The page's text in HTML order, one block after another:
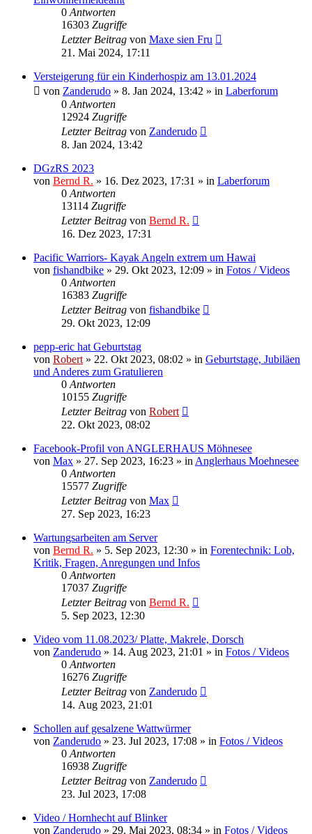
0 Antworten
16303 Zugriffe
Letzter Beitrag von Maxe sien Fru
21. Mai 2024, 17:11
Versteigerung für ein Kinderhospiz am 13.01.2024
von Zanderudo » 8. Jan 2024, 13:42 » in Laberforum
0 Antworten
12924 Zugriffe
Letzter Beitrag von Zanderudo
8. Jan 2024, 13:42
DGzRS 2023
von Bernd R. » 16. Dez 2023, 17:31 » in Laberforum
0 Antworten
13114 Zugriffe
Letzter Beitrag von Bernd R.
16. Dez 2023, 17:31
Pacific Warriors- Kayak Angeln extrem um Hawai
von fishandbike » 29. Okt 2023, 12:09 » in Fotos / Videos
0 Antworten
16383 Zugriffe
Letzter Beitrag von fishandbike
29. Okt 2023, 12:09
pepp-eric hat Geburtstag
von Robert » 22. Okt 2023, 08:02 » in Geburtstage, Jubiläen
und Anderes zum Gratulieren
0 Antworten
10155 Zugriffe
Letzter Beitrag von Robert
22. Okt 2023, 08:02
Facebook-Profil von ANGLERHAUS Möhnesee
von Max » 27. Sep 2023, 16:23 » in Anglerhaus Moehnesee
0 Antworten
15577 Zugriffe
Letzter Beitrag von Max
27. Sep 2023, 16:23
Wartungsarbeiten am Server
von Bernd R. » 5. Sep 2023, 12:30 » in Forentechnik: Lob,
Kritik, Fragen, Anregungen und Infos
0 Antworten
17037 Zugriffe
Letzter Beitrag von Bernd R.
5. Sep 2023, 12:30
Video vom 11.08.2023/ Platte, Makrele, Dorsch
von Zanderudo » 14. Aug 2023, 21:01 » in Fotos / Videos
0 Antworten
16276 Zugriffe
Letzter Beitrag von Zanderudo
14. Aug 2023, 21:01
Schollen auf gesalzene Wattwürmer
von Zanderudo » 23. Jul 2023, 17:08 » in Fotos / Videos
0 Antworten
16938 Zugriffe
Letzter Beitrag von Zanderudo
23. Jul 2023, 17:08
Video / Hornhecht auf Blinker
von Zanderudo » 29. Mai 2023, 08:34 » in Fotos / Videos